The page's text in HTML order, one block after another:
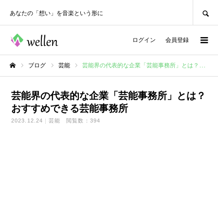
あなたの「想い」を音楽という形に
ログイン 会員登録
ブログ 芸能 芸能界の代表的な企業「芸能事務所」とは？おすすめできる芸能事務所
芸能界の代表的な企業「芸能事務所」とは？
おすすめできる芸能事務所
2023.12.24 芸能 閲覧数：394